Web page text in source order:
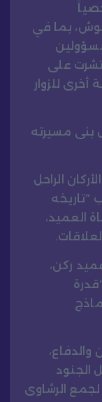
بما في
على
للزوار
بنى مسيرته
الراحل
“تاريخه
العميد،
ركن،
الجنود
لجمع الرشاوى